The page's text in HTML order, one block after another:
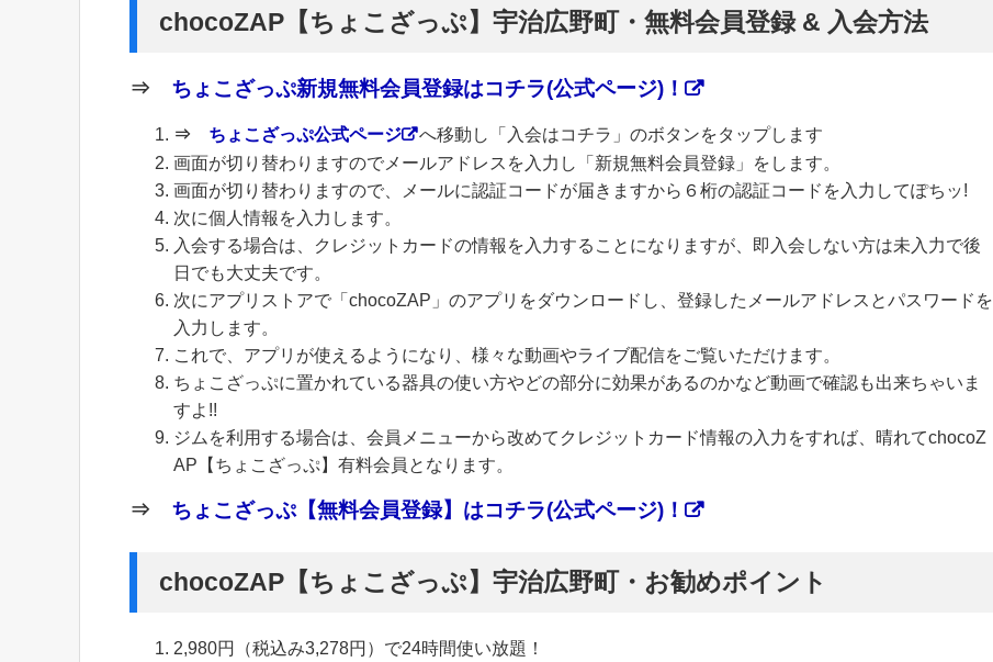
chocoZAP【ちょこざっぷ】宇治広野町・無料会員登録 & 入会方法
⇒ ちょこざっぷ新規無料会員登録はコチラ(公式ページ)！
⇒ ちょこざっぷ公式ページ
へ移動し「入会はコチラ」のボタンをタップします
画面が切り替わりますのでメールアドレスを入力し「新規無料会員登録」をします。
画面が切り替わりますので、メールに認証コードが届きますから６桁の認証コードを入力してぽちッ!
次に個人情報を入力します。
入会する場合は、クレジットカードの情報を入力することになりますが、即入会しない方は未入力で後
日でも大丈夫です。
次にアプリストアで「chocoZAP」のアプリをダウンロードし、登録したメールアドレスとパスワードを
入力します。
これで、アプリが使えるようになり、様々な動画やライブ配信をご覧いただけます。
ちょこざっぷに置かれている器具の使い方やどの部分に効果があるのかなど動画で確認も出来ちゃいま
すよ!!
ジムを利用する場合は、会員メニューから改めてクレジットカード情報の入力をすれば、晴れてchocoZ
AP【ちょこざっぷ】有料会員となります。
⇒ ちょこざっぷ【無料会員登録】はコチラ(公式ページ)！
chocoZAP【ちょこざっぷ】宇治広野町・お勧めポイント
2,980円（税込み3,278円）で24時間使い放題！